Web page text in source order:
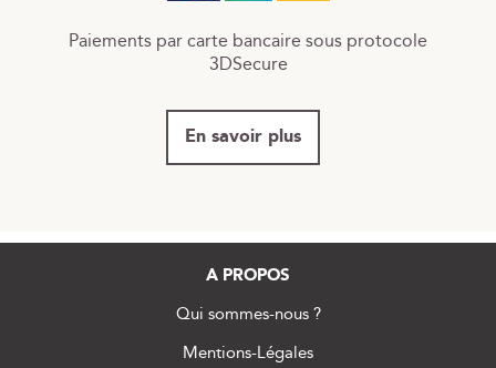
Paiements par carte bancaire sous protocole
3DSecure
En savoir plus
A PROPOS
Qui sommes-nous ?
Mentions-Légales